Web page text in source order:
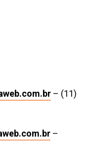
– (11)
–